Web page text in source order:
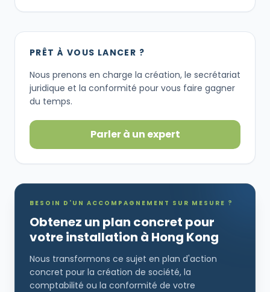
PRÊT À VOUS LANCER ?
Nous prenons en charge la création, le secrétariat
juridique et la conformité pour vous faire gagner
du temps.
Parler à un expert
BESOIN D'UN ACCOMPAGNEMENT SUR MESURE ?
Obtenez un plan concret pour
votre installation à Hong Kong
Nous transformons ce sujet en plan d'action
concret pour la création de société, la
comptabilité ou la conformité de votre